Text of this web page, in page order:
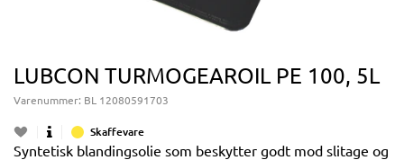
LUBCON TURMOGEAROIL PE 100, 5L
Varenummer: BL 12080591703
Skaffevare
Syntetisk blandingsolie som beskytter godt mod slitage og